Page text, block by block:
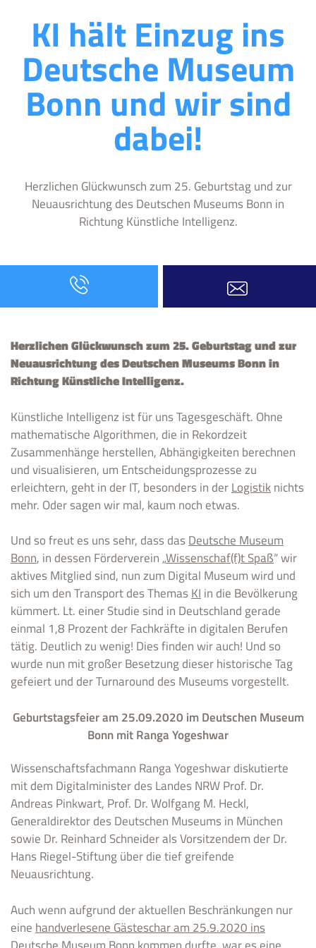
KI hält Einzug ins
Deutsche Museum
Bonn und wir sind
dabei!
Herzlichen Glückwunsch zum 25. Geburtstag und zur
Neuausrichtung des Deutschen Museums Bonn in
Richtung Künstliche Intelligenz.
Herzlichen Glückwunsch zum 25. Geburtstag und zur
Neuausrichtung des Deutschen Museums Bonn in
Richtung Künstliche Intelligenz.
Künstliche Intelligenz ist für uns Tagesgeschäft. Ohne
mathematische Algorithmen, die in Rekordzeit
Zusammenhänge herstellen, Abhängigkeiten berechnen
und visualisieren, um Entscheidungsprozesse zu
erleichtern, geht in der IT, besonders in derLogistiknichts
mehr. Oder sagen wir mal, kaum noch etwas.
Und so freut es uns sehr, dass dasDeutsche Museum
Bonn, in dessen Förderverein „Wissenschaf(f)t Spaß“ wir
aktives Mitglied sind, nun zum Digital Museum wird und
sich um den Transport des ThemasKIin die Bevölkerung
kümmert. Lt. einer Studie sind in Deutschland gerade
einmal 1,8 Prozent der Fachkräfte in digitalen Berufen
tätig. Deutlich zu wenig! Dies finden wir auch! Und so
wurde nun mit großer Besetzung dieser historische Tag
gefeiert und der Turnaround des Museums vorgestellt.
Geburtstagsfeier am 25.09.2020 im Deutschen Museum
Bonn mit Ranga Yogeshwar
Wissenschaftsfachmann Ranga Yogeshwar diskutierte
mit dem Digitalminister des Landes NRW Prof. Dr.
Andreas Pinkwart, Prof. Dr. Wolfgang M. Heckl,
Generaldirektor des Deutschen Museums in München
sowie Dr. Reinhard Schneider als Vorsitzendem der Dr.
Hans Riegel-Stiftung über die tief greifende
Neuausrichtung.
Auch wenn aufgrund der aktuellen Beschränkungen nur
eine handverlesene Gästeschar am 25.9.2020 ins